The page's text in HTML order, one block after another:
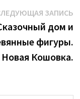
ЗАПИСЬ
дом и
фигуры.
Новая Кошовка.